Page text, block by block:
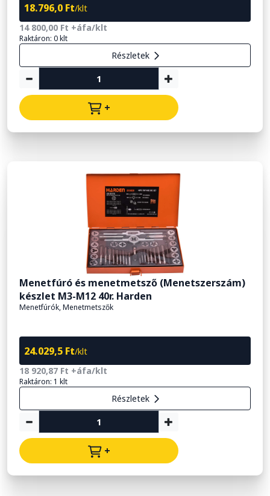
18.796,0 Ft/klt
14 800,00 Ft +áfa/klt
Raktáron: 0 klt
Részletek
+
Menetfúró és menetmetsző (Menetszerszám)
készlet M3-M12 40r. Harden
Menetfúrók, Menetmetszők
24.029,5 Ft/klt
18 920,87 Ft +áfa/klt
Raktáron: 1 klt
Részletek
+